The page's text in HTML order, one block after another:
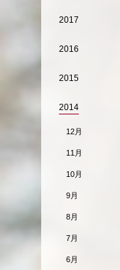
2017
2016
2015
2014
12月
11月
10月
9月
8月
7月
6月